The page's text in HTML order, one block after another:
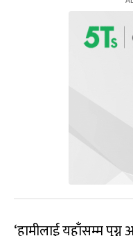
‘हामीलाई यहाँसम्म